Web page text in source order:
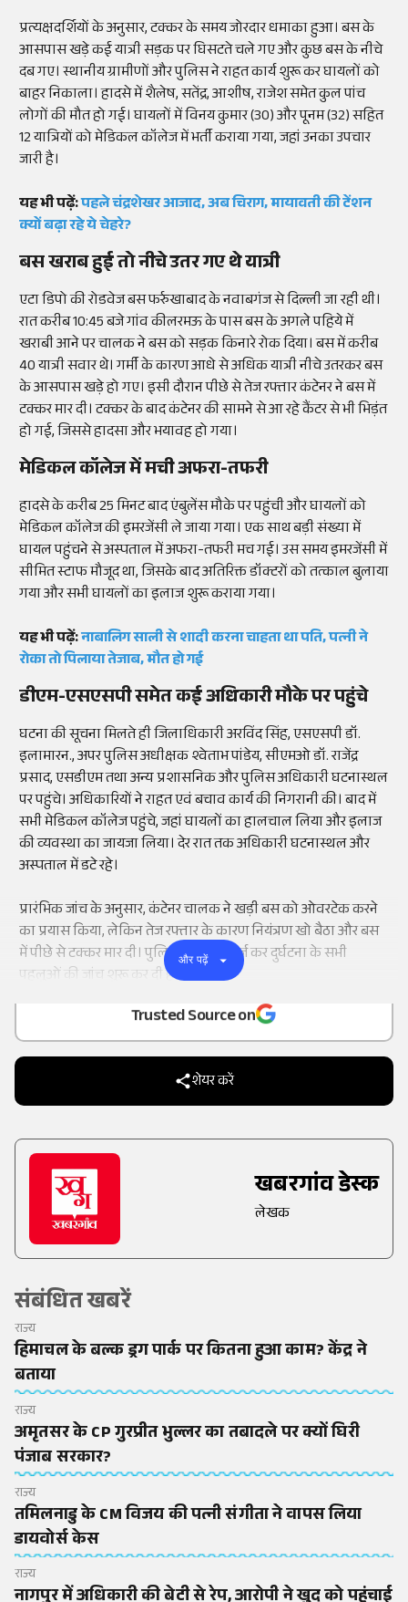
Add
as a
Trusted Source on
शेयर करें
खबरगांव डेस्क
लेखक
संबंधित खबरें
राज्य
हिमाचल के बल्क ड्रग पार्क पर कितना हुआ काम? केंद्र ने
बताया
राज्य
अमृतसर के CP गुरप्रीत भुल्लर का तबादले पर क्यों घिरी
पंजाब सरकार?
राज्य
तमिलनाडु के CM विजय की पत्नी संगीता ने वापस लिया
डायवोर्स केस
राज्य
प्रत्यक्षदर्शियों के अनुसार, टक्कर के समय जोरदार धमाका हुआ। बस के
आसपास खड़े कई यात्री सड़क पर घिसटते चले गए और कुछ बस के नीचे
दब गए। स्थानीय ग्रामीणों और पुलिस ने राहत कार्य शुरू कर घायलों को
बाहर निकाला। हादसे में शैलेष, सतेंद्र, आशीष, राजेश समेत कुल पांच
लोगों की मौत हो गई। घायलों में विनय कुमार (30) और पूनम (32) सहित
12 यात्रियों को मेडिकल कॉलेज में भर्ती कराया गया, जहां उनका उपचार
जारी है।
यह भी पढ़ें:पहले चंद्रशेखर आजाद, अब चिराग, मायावती की टेंशन
क्यों बढ़ा रहे ये चेहरे?
बस खराब हुई तो नीचे उतर गए थे यात्री
एटा डिपो की रोडवेज बस फर्रुखाबाद के नवाबगंज से दिल्ली जा रही थी।
रात करीब 10:45 बजे गांव कीलरमऊ के पास बस के अगले पहिये में
खराबी आने पर चालक ने बस को सड़क किनारे रोक दिया। बस में करीब
40 यात्री सवार थे। गर्मी के कारण आधे से अधिक यात्री नीचे उतरकर बस
के आसपास खड़े हो गए। इसी दौरान पीछे से तेज रफ्तार कंटेनर ने बस में
टक्कर मार दी। टक्कर के बाद कंटेनर की सामने से आ रहे कैंटर से भी भिड़ंत
हो गई, जिससे हादसा और भयावह हो गया।
मेडिकल कॉलेज में मची अफरा-तफरी
हादसे के करीब 25 मिनट बाद एंबुलेंस मौके पर पहुंची और घायलों को
मेडिकल कॉलेज की इमरजेंसी ले जाया गया। एक साथ बड़ी संख्या में
घायल पहुंचने से अस्पताल में अफरा-तफरी मच गई। उस समय इमरजेंसी में
सीमित स्टाफ मौजूद था, जिसके बाद अतिरिक्त डॉक्टरों को तत्काल बुलाया
गया और सभी घायलों का इलाज शुरू कराया गया।
यह भी पढ़ें:नाबालिग साली से शादी करना चाहता था पति, पत्नी ने
रोका तो पिलाया तेजाब, मौत हो गई
डीएम-एसएसपी समेत कई अधिकारी मौके पर पहुंचे
घटना की सूचना मिलते ही जिलाधिकारी अरविंद सिंह, एसएसपी डॉ.
इलामारन., अपर पुलिस अधीक्षक श्वेताभ पांडेय, सीएमओ डॉ. राजेंद्र
प्रसाद, एसडीएम तथा अन्य प्रशासनिक और पुलिस अधिकारी घटनास्थल
पर पहुंचे। अधिकारियों ने राहत एवं बचाव कार्य की निगरानी की। बाद में
सभी मेडिकल कॉलेज पहुंचे, जहां घायलों का हालचाल लिया और इलाज
की व्यवस्था का जायजा लिया। देर रात तक अधिकारी घटनास्थल और
अस्पताल में डटे रहे।
प्रारंभिक जांच के अनुसार, कंटेनर चालक ने खड़ी बस को ओवरटेक करने
का प्रयास किया, लेकिन तेज रफ्तार के कारण नियंत्रण खो बैठा और बस
में पीछे से टक्कर मार दी। पुलिस ने मामला दर्ज कर दुर्घटना के सभी
पहलुओं की जांच शुरू कर दी है।
और पढ़ें